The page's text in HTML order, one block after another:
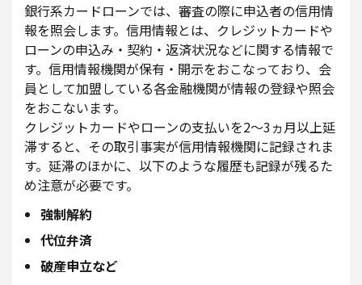
銀行系カードローンでは、審査の際に申込者の信用情
報を照会します。信用情報とは、クレジットカードや
ローンの申込み・契約・返済状況などに関する情報で
す。信用情報機関が保有・開示をおこなっており、会
員として加盟している各金融機関が情報の登録や照会
をおこないます。
クレジットカードやローンの支払いを2～3ヵ月以上延
滞すると、その取引事実が信用情報機関に記録されま
す。延滞のほかに、以下のような履歴も記録が残るた
め注意が必要です。
強制解約
代位弁済
破産申立など